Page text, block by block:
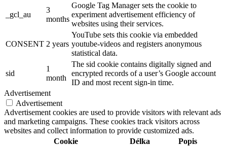
_gcl_au
3
months
Google Tag Manager sets the cookie to
experiment advertisement efficiency of
websites using their services.
CONSENT 2 years
YouTube sets this cookie via embedded
youtube-videos and registers anonymous
statistical data.
sid
1
month
The sid cookie contains digitally signed and
encrypted records of a user’s Google account
ID and most recent sign-in time.
Advertisement
Advertisement
Advertisement cookies are used to provide visitors with relevant ads
and marketing campaigns. These cookies track visitors across
websites and collect information to provide customized ads.
Cookie
Délka Popis